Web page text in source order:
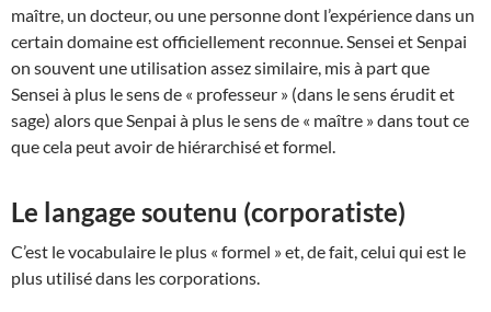
maître, un docteur, ou une personne dont l’expérience dans un
certain domaine est officiellement reconnue. Sensei et Senpai
on souvent une utilisation assez similaire, mis à part que
Sensei à plus le sens de « professeur » (dans le sens érudit et
sage) alors que Senpai à plus le sens de « maître » dans tout ce
que cela peut avoir de hiérarchisé et formel.
Le langage soutenu (corporatiste)
C’est le vocabulaire le plus « formel » et, de fait, celui qui est le
plus utilisé dans les corporations.